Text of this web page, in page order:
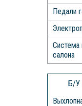
Педали
Система
салона
Б/У